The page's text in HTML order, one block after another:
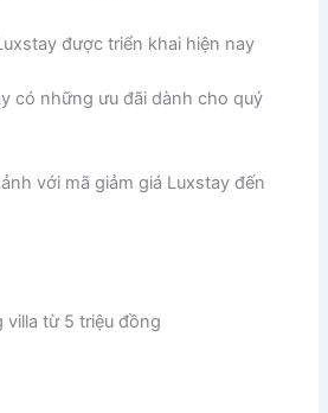
được triển khai hiện nay
có những ưu đãi dành cho quý
với mã giảm giá Luxstay đến
từ 5 triệu đồng